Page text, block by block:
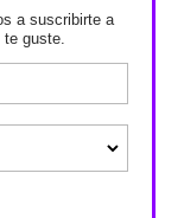
a suscribirte a
guste.